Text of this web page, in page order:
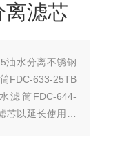
离滤芯
油水分离不锈钢
FDC-633-25TB
滤筒FDC-644-
以延长使用寿